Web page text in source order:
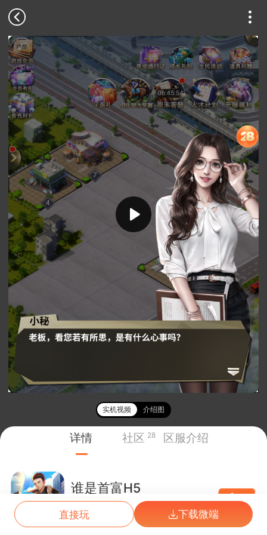
实机视频 介绍图
详情 社区 28 区服介绍
谁是首富H5
动态开服
1折
直接玩 下载微端